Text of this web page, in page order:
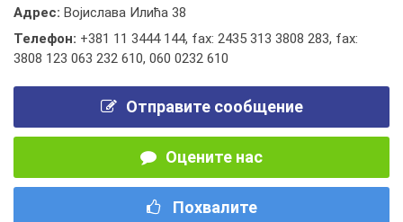
Адрес: Војислава Илића 38
Телефон: +381 11 3444 144, fax: 2435 313 3808 283, fax:
3808 123 063 232 610, 060 0232 610
Отправите сообщение
Оцените нас
Похвалите